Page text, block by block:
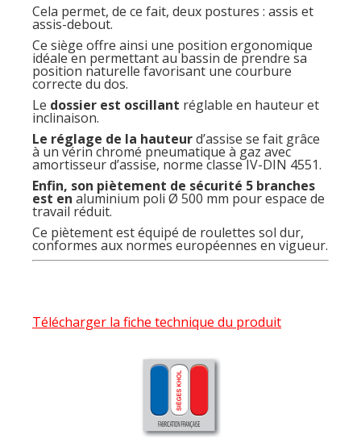
Cela permet, de ce fait, deux postures : assis et
assis-debout.
Ce siège offre ainsi une position ergonomique
idéale en permettant au bassin de prendre sa
position naturelle favorisant une courbure
correcte du dos.
Le dossier est oscillant réglable en hauteur et
inclinaison.
Le réglage de la hauteurd’assise se fait grâce
à un vérin chromé pneumatique à gaz avec
amortisseur d’assise, norme classe IV-DIN 4551.
Enfin, son piètement de sécurité 5 branches
est en aluminium poli Ø 500 mm pour espace de
travail réduit.
Ce piètement est équipé de roulettes sol dur,
conformes aux normes européennes en vigueur.
Télécharger la fiche technique du produit